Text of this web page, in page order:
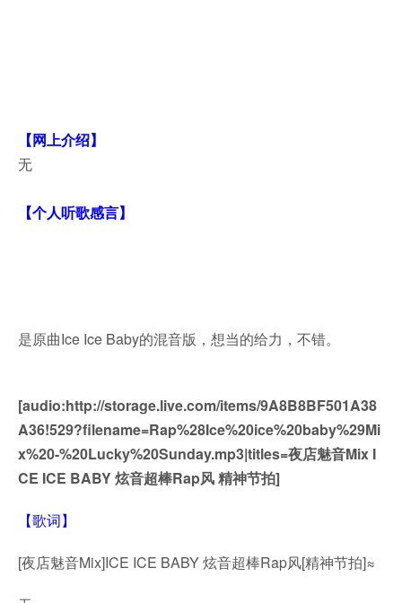
【网上介绍】
无
【个人听歌感言】
是原曲Ice Ice Baby的混音版，想当的给力，不错。
[audio:http://storage.live.com/items/9A8B8BF501A38
A36!529?filename=Rap%28Ice%20ice%20baby%29Mi
x%20-%20Lucky%20Sunday.mp3|titles=夜店魅音Mix I
CE ICE BABY 炫音超棒Rap风 精神节拍]
【歌词】
[夜店魅音Mix]ICE ICE BABY 炫音超棒Rap风[精神节拍]≈